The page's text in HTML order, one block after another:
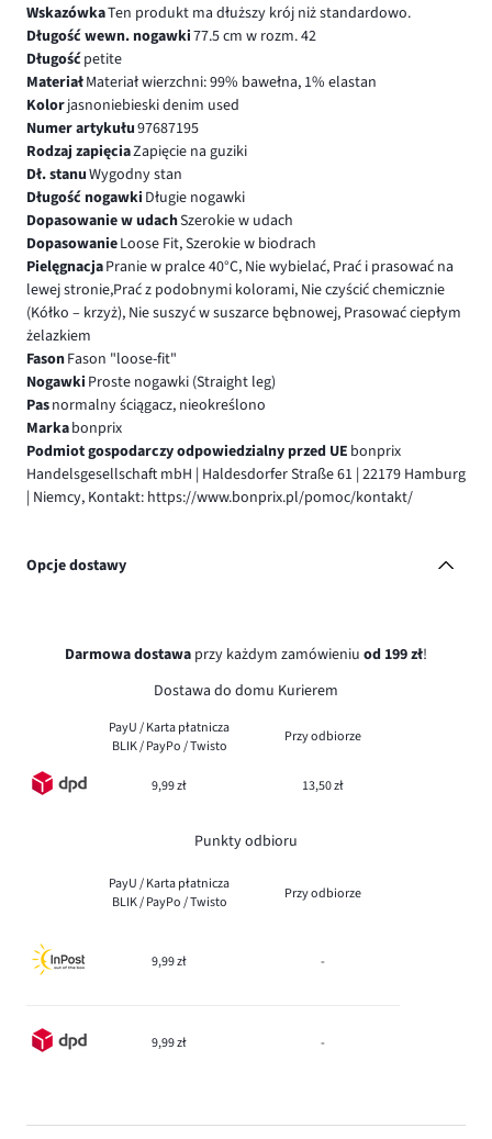
WskazówkaTen produkt ma dłuższy krój niż standardowo.
Długość wewn. nogawki77.5 cm w rozm. 42
Długośćpetite
MateriałMateriał wierzchni: 99% bawełna, 1% elastan
Kolorjasnoniebieski denim used
Numer artykułu97687195
Rodzaj zapięciaZapięcie na guziki
Dł. stanuWygodny stan
Długość nogawki Długie nogawki
Dopasowanie w udachSzerokie w udach
DopasowanieLoose Fit, Szerokie w biodrach
PielęgnacjaPranie w pralce 40°C, Nie wybielać, Prać i prasować na
lewej stronie,Prać z podobnymi kolorami, Nie czyścić chemicznie
(Kółko – krzyż), Nie suszyć w suszarce bębnowej, Prasować ciepłym
żelazkiem
FasonFason "loose-fit"
Nogawki Proste nogawki (Straight leg)
Pasnormalny ściągacz, nieokreślono
Markabonprix
Podmiot gospodarczy odpowiedzialny przed UE bonprix
Handelsgesellschaft mbH | Haldesdorfer Straße 61 | 22179 Hamburg
| Niemcy, Kontakt: https://www.bonprix.pl/pomoc/kontakt/
Opcje dostawy
Darmowa dostawa przy każdym zamówieniu od 199 zł!
Dostawa do domu Kurierem
PayU / Karta płatnicza
BLIK / PayPo / Twisto
Przy odbiorze
9,99 zł 13,50 zł
Punkty odbioru
PayU / Karta płatnicza
BLIK / PayPo / Twisto
Przy odbiorze
9,99 zł -
9,99 zł -